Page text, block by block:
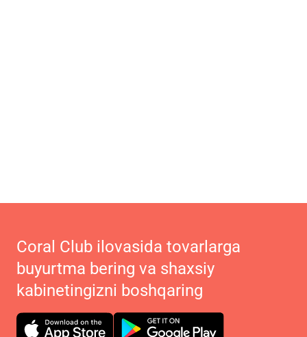
Coral Club ilovasida tovarlarga
buyurtma bering va shaxsiy
kabinetingizni boshqaring